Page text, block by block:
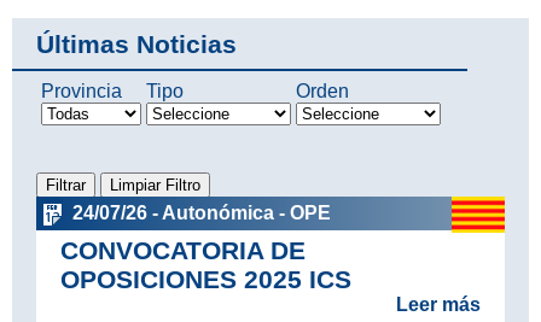
Últimas Noticias
Provincia Tipo Orden
24/07/26 - Autonómica - OPE
CONVOCATORIA DE
OPOSICIONES 2025 ICS
Leer más